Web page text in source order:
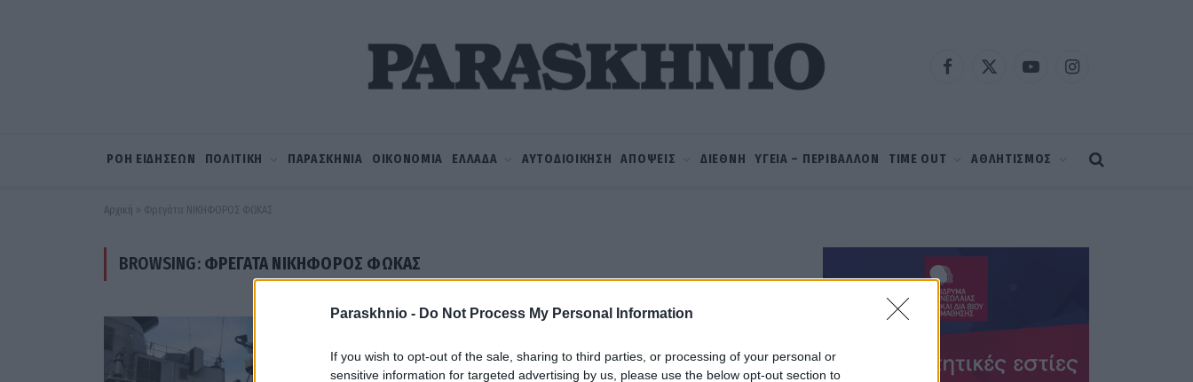
Paraskhnio - Do Not Process My Personal Information
If you wish to opt-out of the sale, sharing to third parties, or processing of your personal or
sensitive information for targeted advertising by us, please use the below opt-out section to
Facebook
X
YouTubeInstagram
ΡΟΗ ΕΙΔΗΣΕΩΝ ΠΟΛΙΤΙΚΗ ΠΑΡΑΣΚΗΝΙΑ ΟΙΚΟΝΟΜΙΑ ΕΛΛΑΔΑ ΑΥΤΟΔΙΟΙΚΗΣΗ ΑΠΟΨΕΙΣ ΔΙΕΘΝΗ ΥΓΕΙΑ – ΠΕΡΙΒΑΛΛΟΝ TIME OUT ΑΘΛΗΤΙΣΜΟΣ
Αρχική » Φρεγάτα ΝΙΚΗΦΟΡΟΣ ΦΩΚΑΣ
BROWSING: ΦΡΕΓΆΤΑ ΝΙΚΗΦΟΡΟΣ ΦΩΚΑΣ